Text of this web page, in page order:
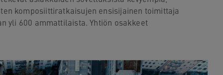
komposiittiratkaisujen ensisijainen toimittaja
yli 600 ammattilaista. Yhtiön osakkeet